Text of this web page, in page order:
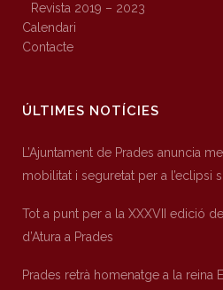
Revista 2019 – 2023
Calendari
Contacte
ÚLTIMES NOTÍCIES
L’Ajuntament de Prades anuncia
mobilitat i seguretat per a l’eclipsi
Tot a punt per a la XXXVII edició
d’Atura a Prades
Prades retrà homenatge a la reina